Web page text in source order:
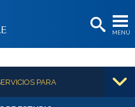
MENÚ
PARA